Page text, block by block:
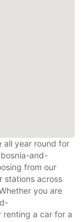
all year round for
and-
from our
stations across
you are
renting a car for a